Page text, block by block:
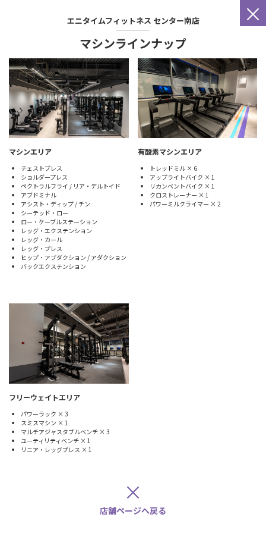
×
エニタイムフィットネス センター南店
マシンラインナップ
マシンエリア
チェストプレス
ショルダープレス
ペクトラルフライ / リア・デルトイド
アブドミナル
アシスト・ディップ / チン
シーテッド・ロー
ロー・ケーブルステーション
レッグ・エクステンション
レッグ・カール
レッグ・プレス
ヒップ・アブダクション / アダクション
バックエクステンション
有酸素マシンエリア
トレッドミル × 6
アップライトバイク × 1
リカンベントバイク × 1
クロストレーナー × 1
パワーミルクライマー × 2
フリーウェイトエリア
パワーラック × 3
スミスマシン × 1
マルチアジャスタブルベンチ × 3
ユーティリティベンチ × 1
リニア・レッグプレス × 1
×
店舗ページへ戻る